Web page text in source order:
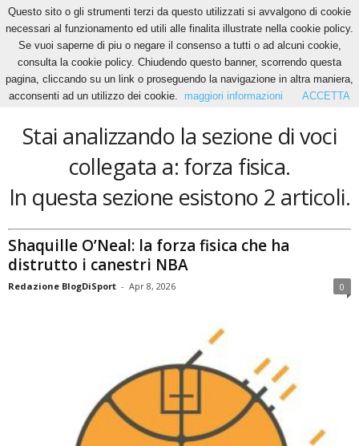
Home Tags Forza fisica
forza fisica
Stai analizzando la sezione di voci
collegata a: forza fisica.
In questa sezione esistono 2 articoli.
Shaquille O’Neal: la forza fisica che ha
distrutto i canestri NBA
Redazione BlogDiSport - Apr 8, 2026 0
Questo sito o gli strumenti terzi da questo utilizzati si avvalgono di cookie
necessari al funzionamento ed utili alle finalita illustrate nella cookie policy.
Se vuoi saperne di piu o negare il consenso a tutti o ad alcuni cookie,
consulta la cookie policy. Chiudendo questo banner, scorrendo questa
pagina, cliccando su un link o proseguendo la navigazione in altra maniera,
acconsenti ad un utilizzo dei cookie.
maggiori informazioni ACCETTA